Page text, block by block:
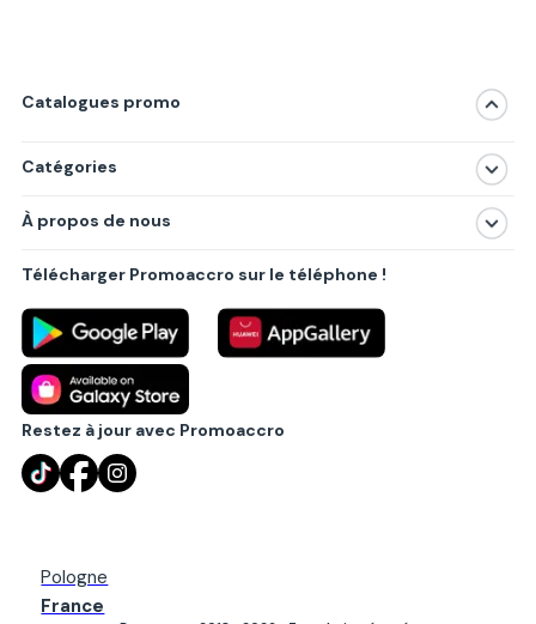
Catalogues promo
Catégories
Produits
Villes principales
À propos de nous
Politique de confidentialité
Règlements
Partenariat B2B
Blog
Contact
Télécharger Promoaccro sur le téléphone !
Restez à jour avec Promoaccro
Pologne
France